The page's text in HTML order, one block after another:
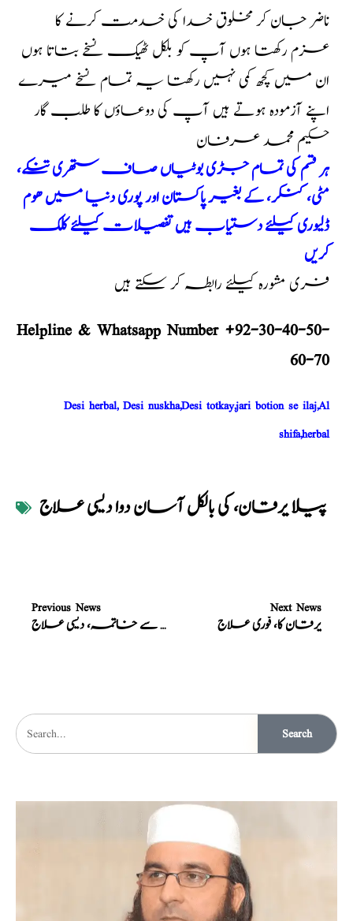
ناضر جان کر مخلوق خدا کی خدمت کرنے کا
عزم رکھتا ہوں آپ کو بلکل ٹھیک نسخے بتاتا ہوں
ان میں کچھ کمی نہیں رکھتا یہ تمام نسخے میرے
اپنے آزمودہ ہوتے ہیں آپ کی دوعاؤں کا طلب گار
حکیم محمد عرفان
ہر قسم کی تمام جڑی بوٹیاں صاف ستھری تنکے،
مٹی، کنکر، کے بغیر پاکستان اور پوری دنیا میں ھوم
ڈلیوری کیلئے دستیاب ہیں تفصیلات کیلئے کلک
کریں
فری مشورہ کیلئے رابطہ کر سکتے ہیں
Helpline & Whatsapp Number +92-30-40-50-
60-70
Desi herbal, Desi nuskha,Desi totkay,jari botion se ilaj,Al
shifa,herbal
پیلا یرقان، کی بالکل آسان دوا دیسی علاج
Previous News
یرقان کا جڑ سے خاتمہ، دیسی علاج
Next News
یرقان کا، فوری علاج
Search